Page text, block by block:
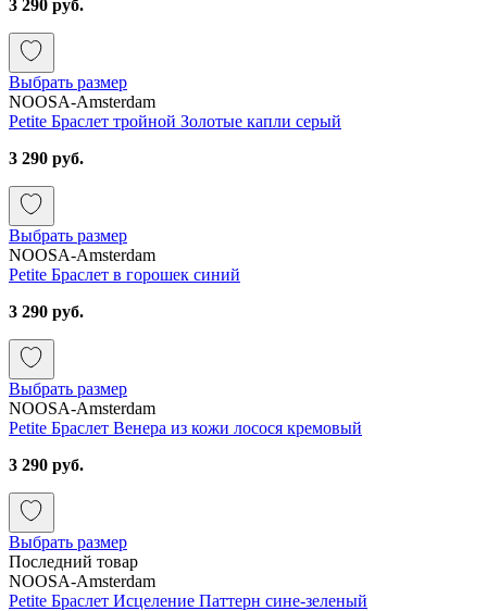
3 290 руб.
Выбрать размер
NOOSA-Amsterdam
Petite Браслет тройной Золотые капли серый
3 290 руб.
Выбрать размер
NOOSA-Amsterdam
Petite Браслет в горошек синий
3 290 руб.
Выбрать размер
NOOSA-Amsterdam
Petite Браслет Венера из кожи лосося кремовый
3 290 руб.
Выбрать размер
Последний товар
NOOSA-Amsterdam
Petite Браслет Исцеление Паттерн сине-зеленый